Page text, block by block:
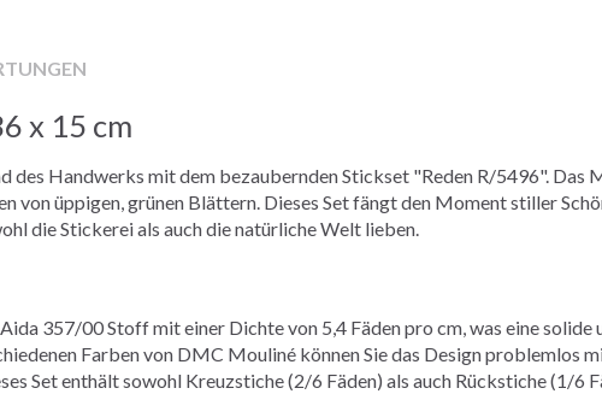
x 15 cm
des Handwerks mit dem bezaubernden Stickset "Reden R/5496".
von üppigen, grünen Blättern. Dieses Set fängt den Moment stiller
die Stickerei als auch die natürliche Welt lieben.
357/00 Stoff mit einer Dichte von 5,4 Fäden pro cm, was eine
Farben von DMC Mouliné können Sie das Design problemlos
Set enthält sowohl Kreuzstiche (2/6 Fäden) als auch Rückstiche (1/6